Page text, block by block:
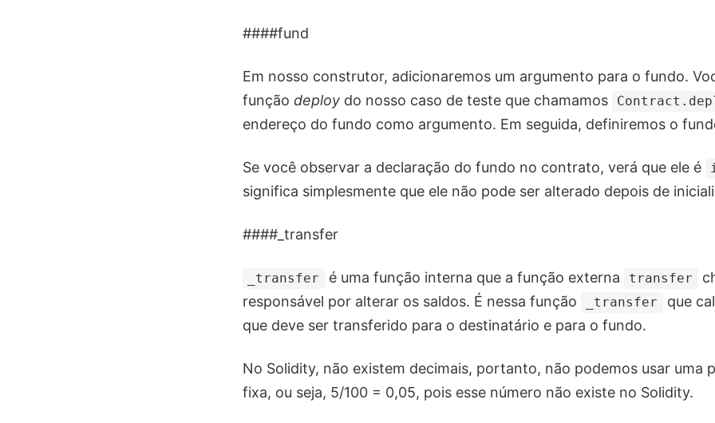
####fund
Em nosso construtor, adicionaremos um argumento para o fundo.
função deploy do nosso caso de teste que chamamos
endereço do fundo como argumento. Em seguida, definiremos o
Se você observar a declaração do fundo no contrato, verá que ele é
significa simplesmente que ele não pode ser alterado depois de
####_transfer
_transfer é uma função interna que a função externa transfer
responsável por alterar os saldos. É nessa função
_transfer
que
que deve ser transferido para o destinatário e para o fundo.
No Solidity, não existem decimais, portanto, não podemos usar uma
fixa, ou seja, 5/100 = 0,05, pois esse número não existe no Solidity.